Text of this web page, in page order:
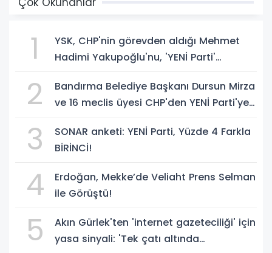
1
YSK, CHP'nin görevden aldığı Mehmet
Hadimi Yakupoğlu'nu, 'YENİ Parti'
2
Bandırma Belediye Başkanı Dursun Mirza
ve 16 meclis üyesi CHP'den YENİ Parti'ye
3
SONAR anketi: YENİ Parti, Yüzde 4 Farkla
BİRİNCİ!
4
Erdoğan, Mekke’de Veliaht Prens Selman
ile Görüştü!
5
Akın Gürlek'ten 'internet gazeteciliği' için
yasa sinyali: 'Tek çatı altında